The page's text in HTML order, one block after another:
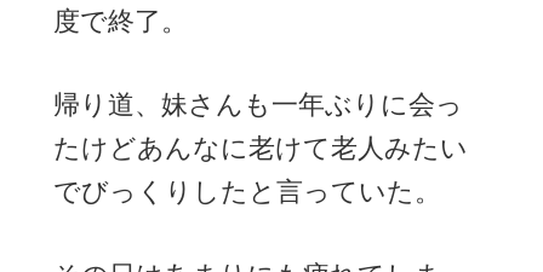
度で終了。
帰り道、妹さんも一年ぶりに会っ
たけどあんなに老けて老人みたい
でびっくりしたと言っていた。